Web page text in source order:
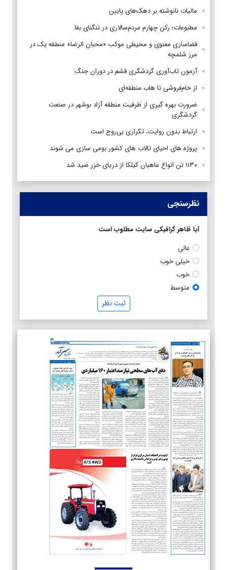
مالیات نانوشته بر دهک‌های پایین
مطبوعات؛ رکن چهارم مردم‌سالاری در تنگنای بقا
فضاسازی معنوی و محیطی موکب «محبان الرضا» منطقه یک در
مرز شلمچه
آزمون تاب‌آوری گردشگری قشم در دوران جنگ
از خام‌فروشی تا هاب منطقه‌ای
ضرورت بهره گیری از ظرفیت منطقه آزاد بوشهر در صنعت
گردشگری
ارتباط بدون روایت، تکراری بی‌روح است
پروژه های احیای تالاب های کشور بومی سازی می شوند
۱۱۳۰ تن انواع ماهیان کیلکا از دریای خزر صید شد
نظرسنجی
آیا ظاهر گرافیکی سایت مطلوب است
عالی
خیلی خوب
خوب
متوسط
ثبت نظر